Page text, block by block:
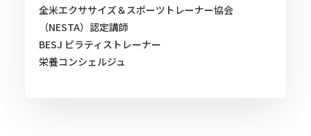
全米エクササイズ＆スポーツトレーナー協会
（NESTA）認定講師
BESJ ピラティストレーナー
栄養コンシェルジュ